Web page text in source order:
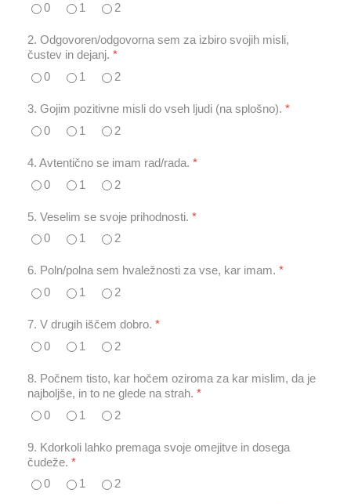
0
1 2
2. Odgovoren/odgovorna sem za izbiro svojih misli,
čustev in dejanj. *
0
1 2
3. Gojim pozitivne misli do vseh ljudi (na splošno). *
0
1 2
4. Avtentično se imam rad/rada. *
0
1 2
5. Veselim se svoje prihodnosti. *
0
1 2
6. Poln/polna sem hvaležnosti za vse, kar imam. *
0
1 2
7. V drugih iščem dobro. *
0
1 2
8. Počnem tisto, kar hočem oziroma za kar mislim, da je
najboljše, in to ne glede na strah. *
0
1 2
9. Kdorkoli lahko premaga svoje omejitve in dosega
čudeže. *
0
1 2